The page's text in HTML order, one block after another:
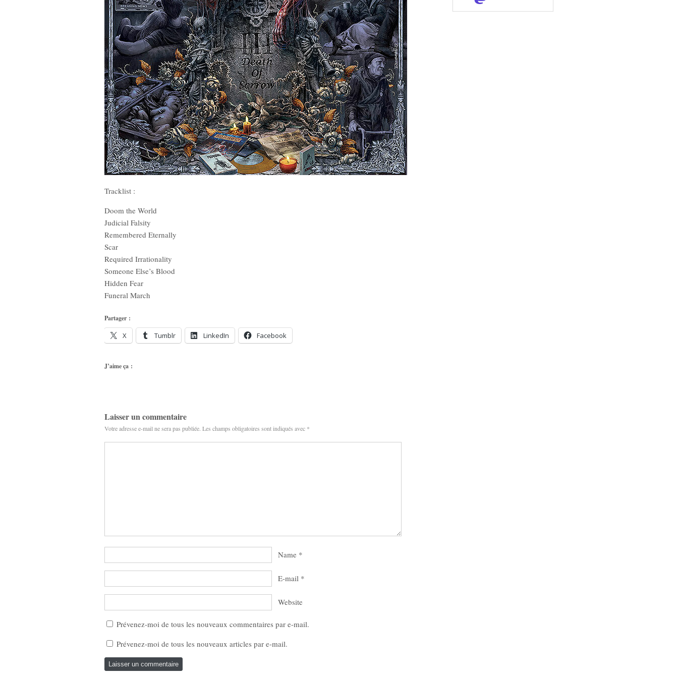
Tracklist :
Doom the World
Judicial Falsity
Remembered Eternally
Scar
Required Irrationality
Someone Else’s Blood
Hidden Fear
Funeral March
Partager :
X Tumblr LinkedIn Facebook
J’aime ça :
Laisser un commentaire
Votre adresse e-mail ne sera pas publiée. Les champs obligatoires sont indiqués avec *
Name *
E-mail *
Website
Prévenez-moi de tous les nouveaux commentaires par e-mail.
Prévenez-moi de tous les nouveaux articles par e-mail.